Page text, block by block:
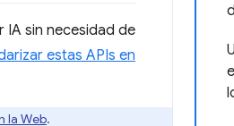
IA sin necesidad de
estas APIs en
la Web.